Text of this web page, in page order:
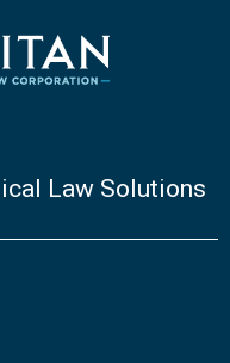
Law Solutions